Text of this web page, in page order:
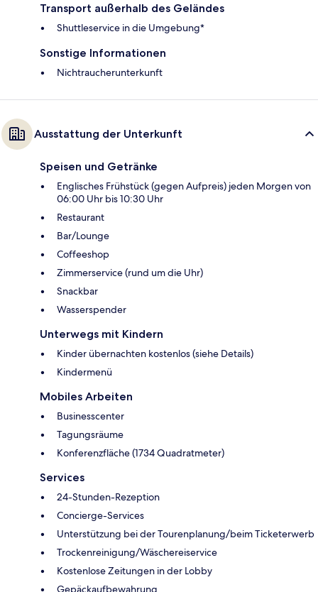
Transport außerhalb des Geländes
Shuttleservice in die Umgebung*
Sonstige Informationen
Nichtraucherunterkunft
Ausstattung der Unterkunft
Speisen und Getränke
Englisches Frühstück (gegen Aufpreis) jeden Morgen von
06:00 Uhr bis 10:30 Uhr
Restaurant
Bar/Lounge
Coffeeshop
Zimmerservice (rund um die Uhr)
Snackbar
Wasserspender
Unterwegs mit Kindern
Kinder übernachten kostenlos (siehe Details)
Kindermenü
Mobiles Arbeiten
Businesscenter
Tagungsräume
Konferenzfläche (1734 Quadratmeter)
Services
24-Stunden-Rezeption
Concierge-Services
Unterstützung bei der Tourenplanung/beim Ticketerwerb
Trockenreinigung/Wäschereiservice
Kostenlose Zeitungen in der Lobby
Gepäckaufbewahrung